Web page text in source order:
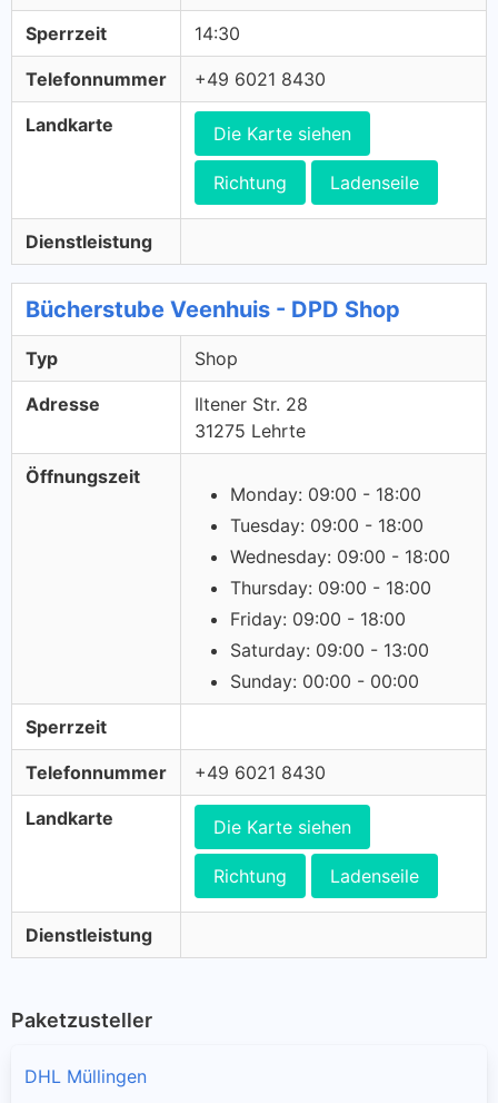
Sperrzeit 14:30
Telefonnummer +49 6021 8430
Landkarte Die Karte siehen
Richtung Ladenseile
Dienstleistung
Bücherstube Veenhuis - DPD Shop
Typ Shop
Adresse
Iltener Str. 28
31275 Lehrte
Öffnungszeit
Monday: 09:00 - 18:00
Tuesday: 09:00 - 18:00
Wednesday: 09:00 - 18:00
Thursday: 09:00 - 18:00
Friday: 09:00 - 18:00
Saturday: 09:00 - 13:00
Sunday: 00:00 - 00:00
Sperrzeit
Telefonnummer +49 6021 8430
Landkarte Die Karte siehen
Richtung Ladenseile
Dienstleistung
Paketzusteller
DHL Müllingen